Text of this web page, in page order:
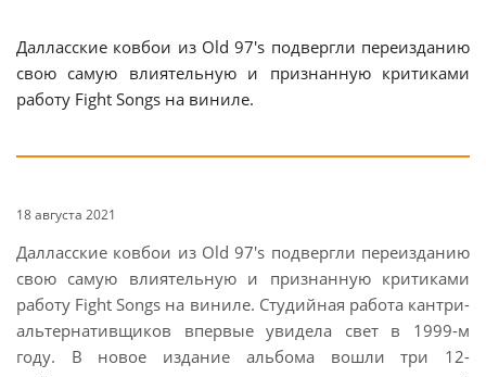
Далласские ковбои из Old 97's подвергли переизданию
свою самую влиятельную и признанную критиками
работу Fight Songs на виниле.
18 августа 2021
Далласские ковбои из Old 97's подвергли переизданию
свою самую влиятельную и признанную критиками
работу Fight Songs на виниле. Студийная работа кантри-
альтернативщиков впервые увидела свет в 1999-м
году. В новое издание альбома вошли три 12-